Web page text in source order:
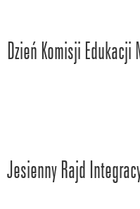
Dzień Komisji
Jesienny Rajd